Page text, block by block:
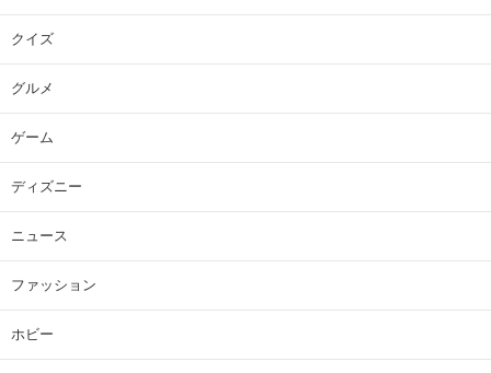
クイズ
グルメ
ゲーム
ディズニー
ニュース
ファッション
ホビー